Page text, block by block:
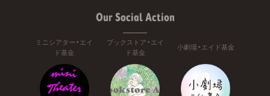
Our Social Action
ミニシアター・エイ
ド基金
ブックストア・エイ
ド基金
小劇場・エイド基金